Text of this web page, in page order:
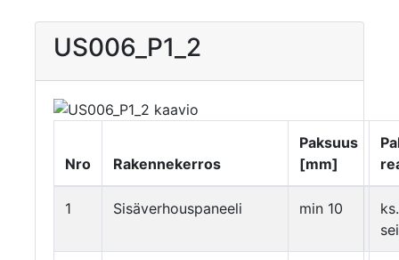
US006_P1_2
Nro Rakennekerros
Paksuus
[mm]
1 Sisäverhouspaneeli min 10
ks.